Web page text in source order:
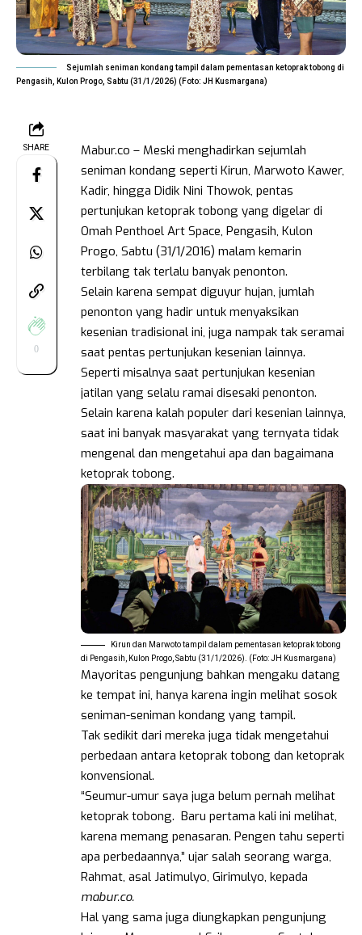
Sejumlah seniman kondang tampil dalam pementasan ketoprak tobong di
Pengasih, Kulon Progo, Sabtu (31/1/2026) (Foto: JH Kusmargana)
SHARE
0
Mabur.co – Meski menghadirkan sejumlah
seniman kondang seperti Kirun, Marwoto Kawer,
Kadir, hingga Didik Nini Thowok, pentas
pertunjukan ketoprak tobong yang digelar di
Omah Penthoel Art Space, Pengasih, Kulon
Progo, Sabtu (31/1/2016) malam kemarin
terbilang tak terlalu banyak penonton.
Selain karena sempat diguyur hujan, jumlah
penonton yang hadir untuk menyaksikan
kesenian tradisional ini, juga nampak tak seramai
saat pentas pertunjukan kesenian lainnya.
Seperti misalnya saat pertunjukan kesenian
jatilan yang selalu ramai disesaki penonton.
Selain karena kalah populer dari kesenian lainnya,
saat ini banyak masyarakat yang ternyata tidak
mengenal dan mengetahui apa dan bagaimana
ketoprak tobong.
Kirun dan Marwoto tampil dalam pementasan ketoprak tobong
di Pengasih, Kulon Progo, Sabtu (31/1/2026). (Foto: JH Kusmargana)
Mayoritas pengunjung bahkan mengaku datang
ke tempat ini, hanya karena ingin melihat sosok
seniman-seniman kondang yang tampil.
Tak sedikit dari mereka juga tidak mengetahui
perbedaan antara ketoprak tobong dan ketoprak
konvensional.
“Seumur-umur saya juga belum pernah melihat
ketoprak tobong. Baru pertama kali ini melihat,
karena memang penasaran. Pengen tahu seperti
apa perbedaannya,” ujar salah seorang warga,
Rahmat, asal Jatimulyo, Girimulyo, kepada
mabur.co.
Hal yang sama juga diungkapkan pengunjung